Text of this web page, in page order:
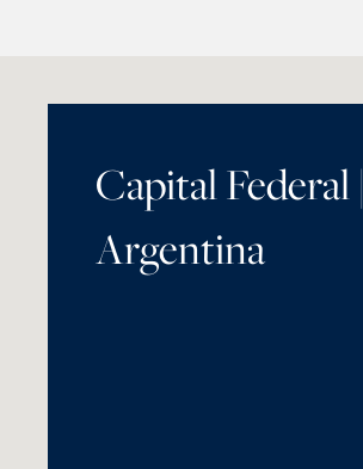
Capital Federal |
Argentina